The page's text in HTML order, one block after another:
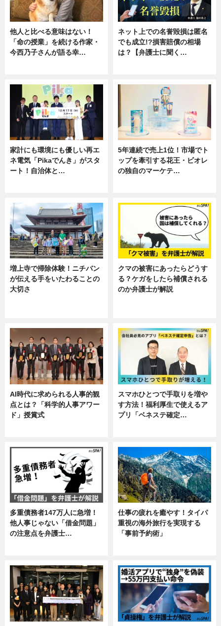
他人と比べる意味はない！
「命の授業」を続ける作家・
今西乃子さんが語る幸…
ネット上での名誉毀損は匿名
でも成立!?損害賠償の相場
は？【弁護士に聞く…
家計にも環境にも優しい再エ
ネ電気「Pikaでんき」がスタ
ート！自治体と…
5年連続で売上1位！市場でト
ップを牽引する花王・ビオレ
の独自のマーケテ…
増上寺で掃除体験！ニチバン
が伝える手をいたわることの
大切さ
クマの被害にあったらどうす
る？ケガをしたら補償される
のか弁護士が解説
AI時代に求められる人事的観
点とは？「科学的人事アワー
ド」授賞式
スマホひとつで手取りを増や
す方法！福利厚生で使えるア
プリ「ベネステ確定…
多重債務者147万人に急増！
他人事じゃない「借金問題」
の注意点を弁護士…
仕事の疲れを癒やす！タイパ
重視の海外旅行を実現する
「事前予約術」